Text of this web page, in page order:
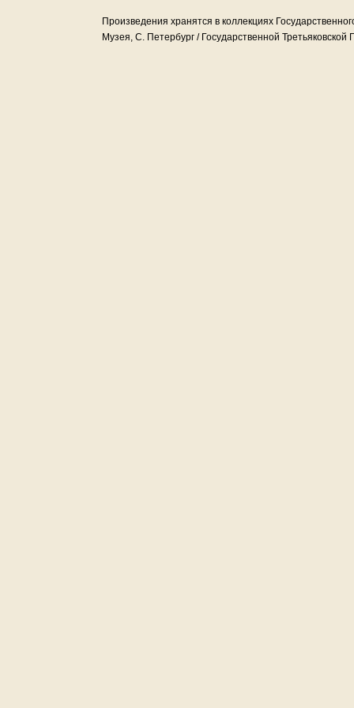
Произведения хранятся в коллекциях
Музея, С. Петербург / Государственной Третьяковской